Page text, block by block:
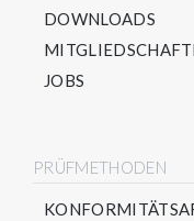
DOWNLOADS
JOBS
PRÜFMETHODEN